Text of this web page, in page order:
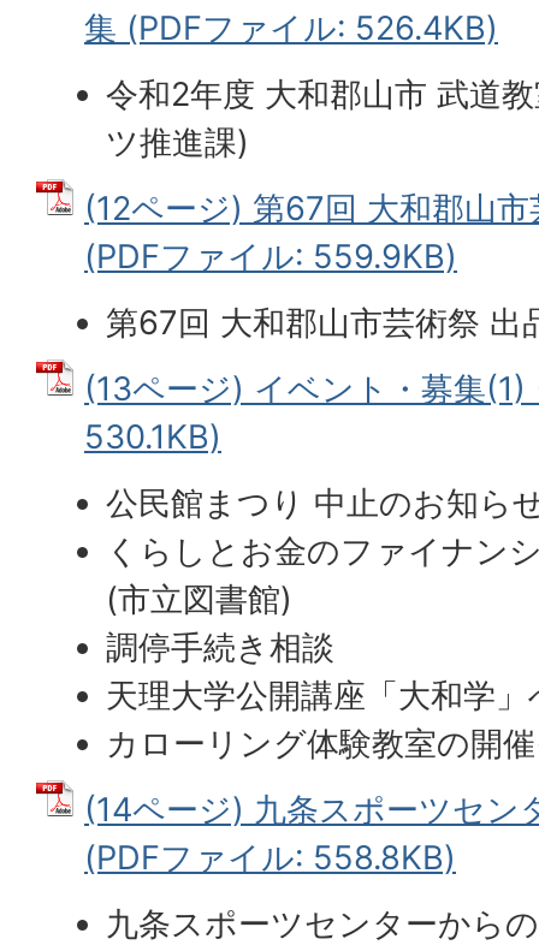
集 (PDFファイル: 526.4KB)
令和2年度 大和郡山市 武道
ツ推進課)
(12ページ) 第67回 大和郡山
(PDFファイル: 559.9KB)
第67回 大和郡山市芸術祭 出
(13ページ) イベント・募集
530.1KB)
公民館まつり 中止のお知ら
くらしとお金のファイナン
(市立図書館)
調停手続き相談
天理大学公開講座「大和学
カローリング体験教室の開
(14ページ) 九条スポーツセン
(PDFファイル: 558.8KB)
九条スポーツセンターから